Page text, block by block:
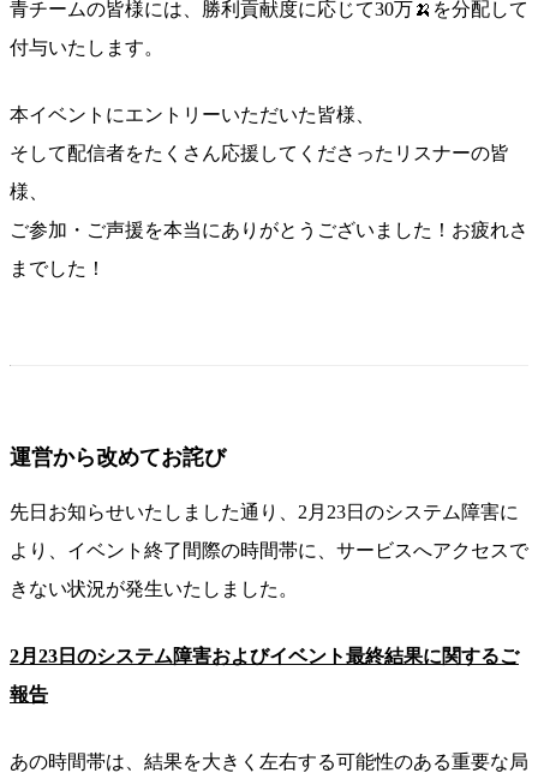
青チームの皆様には、勝利貢献度に応じて30万🍌を分配して
付与いたします。
本イベントにエントリーいただいた皆様、
そして配信者をたくさん応援してくださったリスナーの皆
様、
ご参加・ご声援を本当にありがとうございました！お疲れさ
までした！
運営から改めてお詫び
先日お知らせいたしました通り、2月23日のシステム障害に
より、イベント終了間際の時間帯に、サービスへアクセスで
きない状況が発生いたしました。
2月23日のシステム障害およびイベント最終結果に関するご
報告
あの時間帯は、結果を大きく左右する可能性のある重要な局